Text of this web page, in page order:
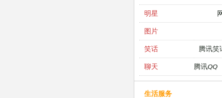
明星
图片
笑话 腾讯笑
聊天 腾讯QQ
生活服务